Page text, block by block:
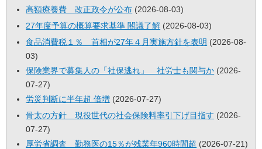
高額療養費 改正政令が公布 (2026-08-03)
27年度予算の概算要求基準 閣議了解 (2026-08-03)
食品消費税１％ 首相が27年４月実施方針を表明 (2026-08-
03)
保険業界で募集人の「社保逃れ」 社労士も関与か (2026-
07-27)
労災判断に半年超 倍増 (2026-07-27)
骨太の方針 現役世代の社会保険料率引下げ目指す (2026-
07-27)
厚労省調査 勤務医の15％が残業年960時間超 (2026-07-21)